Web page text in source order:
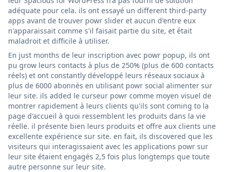
adéquate pour cela. ils ont essayé un different third-party
apps avant de trouver powr slider et aucun d'entre eux
n'apparaissait comme s'il faisait partie du site, et était
maladroit et difficile à utiliser.
En just months de leur inscription avec powr popup, ils ont
pu grow leurs contacts à plus de 250% (plus de 600 contacts
réels) et ont constantly développé leurs réseaux sociaux à
plus de 6000 abonnés en utilisant powr social alimenter sur
leur site. ils added le curseur powr comme moyen visuel de
montrer rapidement à leurs clients qu'ils sont coming to la
page d'accueil à quoi ressemblent les produits dans la vie
réelle. il présente bien leurs produits et offre aux clients une
excellente expérience sur site. en fait, ils discovered que les
visiteurs qui interagissaient avec les applications powr sur
leur site étaient engagés 2,5 fois plus longtemps que toute
autre personne sur leur site.